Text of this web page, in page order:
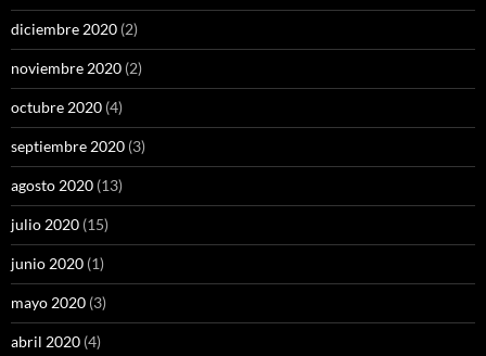
diciembre 2020 (2)
noviembre 2020 (2)
octubre 2020 (4)
septiembre 2020 (3)
agosto 2020 (13)
julio 2020 (15)
junio 2020 (1)
mayo 2020 (3)
abril 2020 (4)